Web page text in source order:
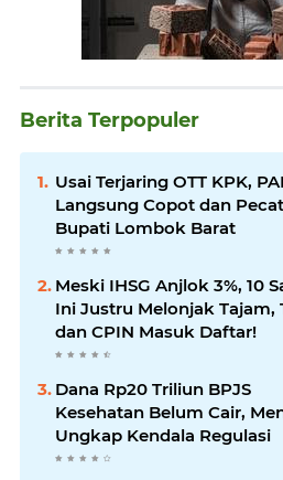
Berita Terpopuler
Usai Terjaring OTT KPK,
Langsung Copot dan Pecat
Bupati Lombok Barat
Meski IHSG Anjlok 3%, 10
Ini Justru Melonjak Tajam,
dan CPIN Masuk Daftar!
Dana Rp20 Triliun BPJS
Kesehatan Belum Cair,
Ungkap Kendala Regulasi